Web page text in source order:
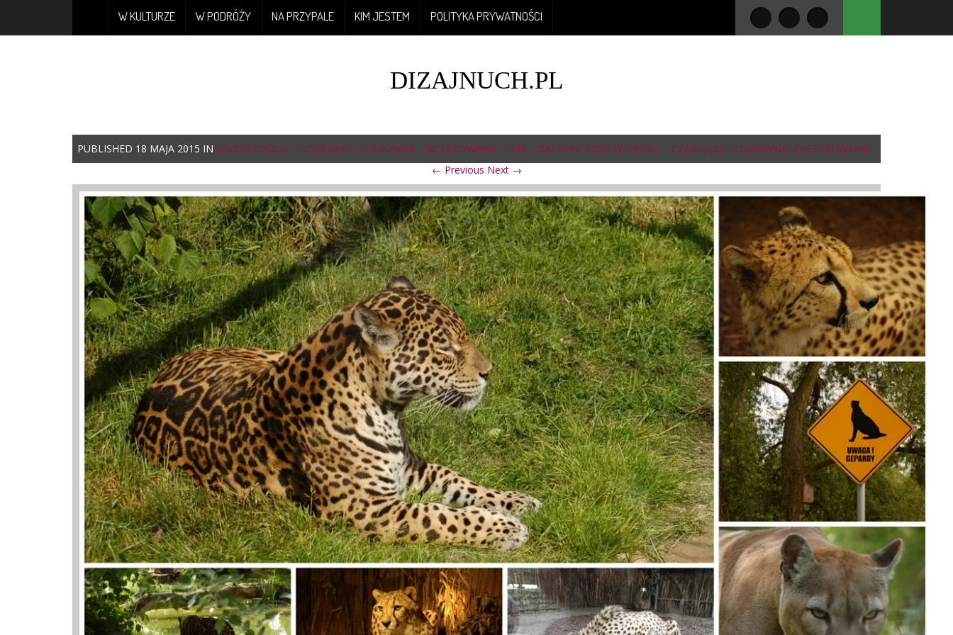
W KULTURZE W PODRÓŻY NA PRZYPALE KIM JESTEM POLITYKA PRYWATNOŚCI
DIZAJNUCH.PL
PUBLISHED 18 MAJA 2015 IN ZOO W OPOLU – CZARUJĄCE, CZAROWNE, ZACZAROWANE…" REL="GALLERY">ZOO W OPOLU – CZARUJĄCE, CZAROWNE, ZACZAROWANE…
← Previous Next →